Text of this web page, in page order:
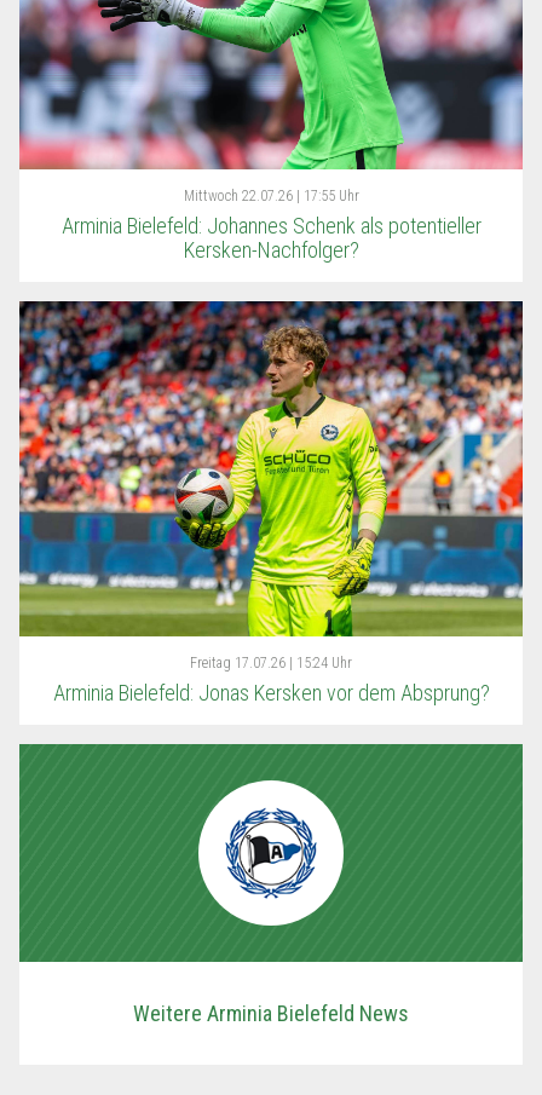
Mittwoch 22.07.26 | 17:55 Uhr
Arminia Bielefeld: Johannes Schenk als potentieller
Kersken-Nachfolger?
Freitag 17.07.26 | 15:24 Uhr
Arminia Bielefeld: Jonas Kersken vor dem Absprung?
Weitere Arminia Bielefeld News